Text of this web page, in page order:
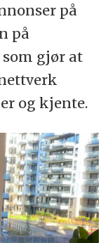
på
på
som gjør at
og kjente.